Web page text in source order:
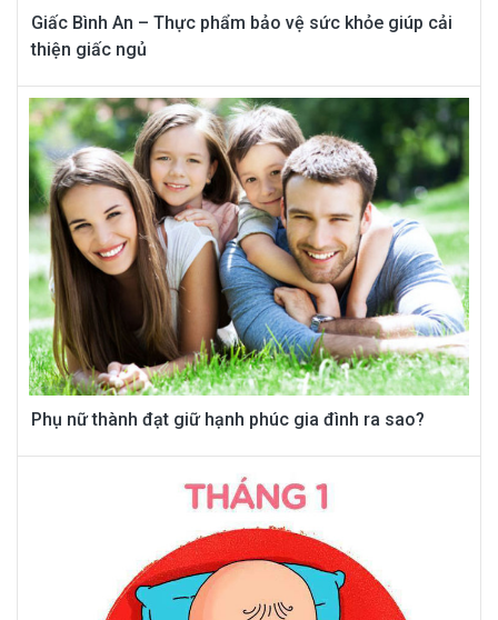
Giấc Bình An – Thực phẩm bảo vệ sức khỏe giúp cải
thiện giấc ngủ
Phụ nữ thành đạt giữ hạnh phúc gia đình ra sao?